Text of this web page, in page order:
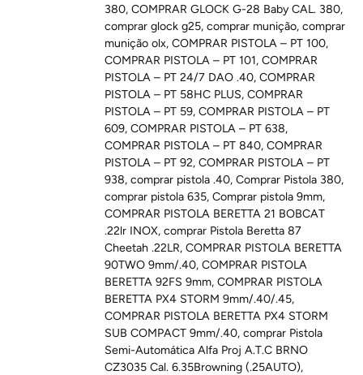
380,COMPRAR GLOCK G-28 Baby CAL. 380,
comprar glock g25,comprar munição,comprar
munição olx,COMPRAR PISTOLA – PT 100,
COMPRAR PISTOLA – PT 101,COMPRAR
PISTOLA – PT 24/7 DAO .40,COMPRAR
PISTOLA – PT 58HC PLUS,COMPRAR
PISTOLA – PT 59,COMPRAR PISTOLA – PT
609,COMPRAR PISTOLA – PT 638,
COMPRAR PISTOLA – PT 840,COMPRAR
PISTOLA – PT 92,COMPRAR PISTOLA – PT
938,comprar pistola .40,Comprar Pistola 380,
comprar pistola 635,Comprar pistola 9mm,
COMPRAR PISTOLA BERETTA 21 BOBCAT
.22lr INOX,comprar Pistola Beretta 87
Cheetah .22LR,COMPRAR PISTOLA BERETTA
90TWO 9mm/.40,COMPRAR PISTOLA
BERETTA 92FS 9mm,COMPRAR PISTOLA
BERETTA PX4 STORM 9mm/.40/.45,
COMPRAR PISTOLA BERETTA PX4 STORM
SUB COMPACT 9mm/.40,comprar Pistola
Semi-Automática Alfa Proj A.T.C BRNO
CZ3035 Cal. 6.35Browning (.25AUTO),